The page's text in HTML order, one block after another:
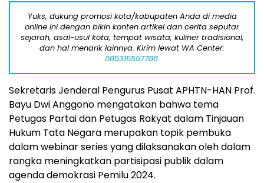
Yuks, dukung promosi kota/kabupaten Anda di media
online ini dengan bikin konten artikel dan cerita seputar
sejarah, asal-usul kota, tempat wisata, kuliner tradisional,
dan hal menarik lainnya. Kirim lewat WA Center:
085315557788.
Sekretaris Jenderal Pengurus Pusat APHTN-HAN Prof.
Bayu Dwi Anggono mengatakan bahwa tema
Petugas Partai dan Petugas Rakyat dalam Tinjauan
Hukum Tata Negara merupakan topik pembuka
dalam webinar series yang dilaksanakan oleh dalam
rangka meningkatkan partisipasi publik dalam
agenda demokrasi Pemilu 2024.